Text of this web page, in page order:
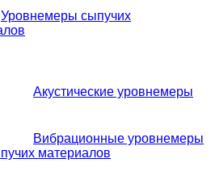
Уровнемеры сыпучих
Акустические уровнемеры
Вибрационные уровнемеры
материалов